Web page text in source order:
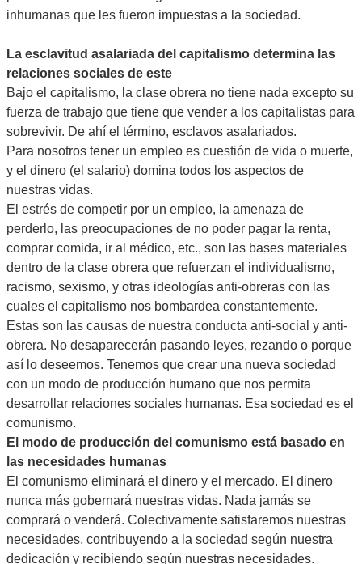
inhumanas que les fueron impuestas a la sociedad.
La esclavitud asalariada del capitalismo determina las
relaciones sociales de este
Bajo el capitalismo, la clase obrera no tiene nada excepto su
fuerza de trabajo que tiene que vender a los capitalistas para
sobrevivir. De ahí el término, esclavos asalariados.
Para nosotros tener un empleo es cuestión de vida o muerte,
y el dinero (el salario) domina todos los aspectos de
nuestras vidas.
El estrés de competir por un empleo, la amenaza de
perderlo, las preocupaciones de no poder pagar la renta,
comprar comida, ir al médico, etc., son las bases materiales
dentro de la clase obrera que refuerzan el individualismo,
racismo, sexismo, y otras ideologías anti-obreras con las
cuales el capitalismo nos bombardea constantemente.
Estas son las causas de nuestra conducta anti-social y anti-
obrera. No desaparecerán pasando leyes, rezando o porque
así lo deseemos. Tenemos que crear una nueva sociedad
con un modo de producción humano que nos permita
desarrollar relaciones sociales humanas. Esa sociedad es el
comunismo.
El modo de producción del comunismo está basado en
las necesidades humanas
El comunismo eliminará el dinero y el mercado. El dinero
nunca más gobernará nuestras vidas. Nada jamás se
comprará o venderá. Colectivamente satisfaremos nuestras
necesidades, contribuyendo a la sociedad según nuestra
dedicación y recibiendo según nuestras necesidades.